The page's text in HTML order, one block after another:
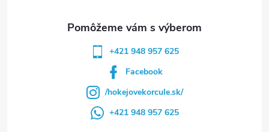
+421 948 957 625
Facebook
/hokejovekorcule.sk/
+421 948 957 625